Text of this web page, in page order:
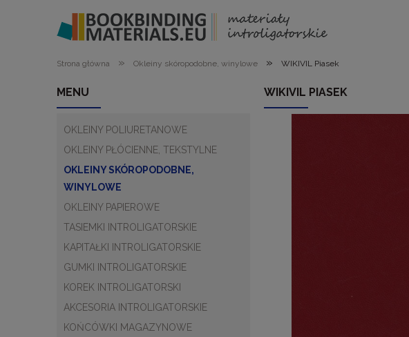
Strona główna » Okleiny skóropodobne, winylowe » WIKIVIL Piasek
MENU
OKLEINY POLIURETANOWE
OKLEINY PŁÓCIENNE, TEKSTYLNE
OKLEINY SKÓROPODOBNE,
WINYLOWE
OKLEINY PAPIEROWE
TASIEMKI INTROLIGATORSKIE
KAPITAŁKI INTROLIGATORSKIE
GUMKI INTROLIGATORSKIE
KOREK INTROLIGATORSKI
AKCESORIA INTROLIGATORSKIE
KOŃCÓWKI MAGAZYNOWE
WIKIVIL PIASEK